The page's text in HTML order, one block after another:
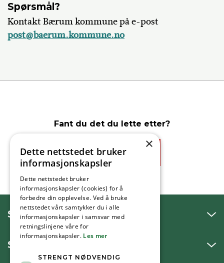
Spørsmål?
Kontakt Bærum kommune på e-post
post@baerum.kommune.no
Fant du det du lette etter?
Ja
SNAKK MED OSS
SKRIV TIL OSS
×
Dette nettstedet bruker
informasjonskapsler
Dette nettstedet bruker
informasjonskapsler (cookies) for å
forbedre din opplevelse. Ved å bruke
nettstedet vårt samtykker du i alle
informasjonskapsler i samsvar med
retningslinjene våre for
informasjonskapsler. Les mer
STRENGT NØDVENDIG